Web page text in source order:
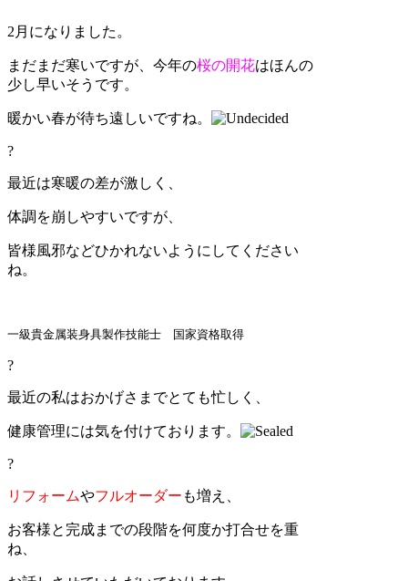
2 月になりました。
まだまだ寒いですが、今年の桜の開花はほんの
少し早いそうです。
暖かい春が待ち遠しいですね。
?
最近は寒暖の差が激しく、
体調を崩しやすいですが、
皆様風邪などひかれないようにしてください
ね。
一級貴金属装身具製作技能士 国家資格取得
?
最近の私はおかげさまでとても忙しく、
健康管理には気を付けております。
?
リフォームやフルオーダー も増え、
お客様と完成までの段階を何度か打合せを重
ね、